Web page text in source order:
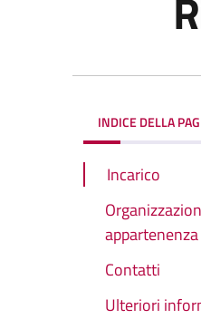
INDICE DELLA
Incarico
appartenenza
Contatti
Ulteriori